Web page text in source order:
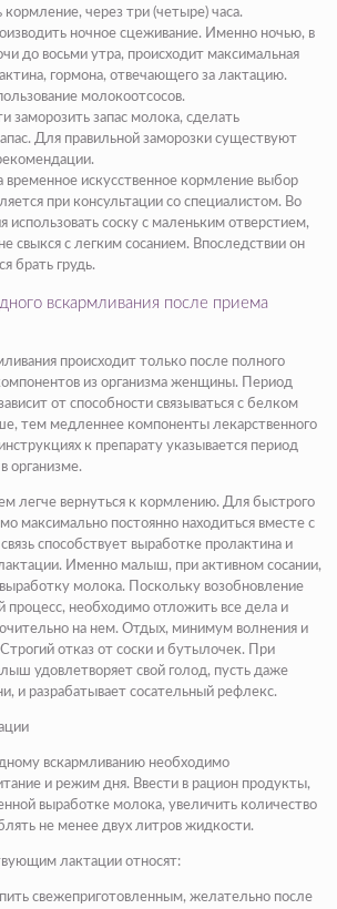
через три (четыре) часа.
ночное сцеживание. Именно ночью, в
до восьми утра, происходит максимальная
гормона, отвечающего за лактацию.
молокоотсосов.
заморозить запас молока, сделать
Для правильной заморозки существуют
временное искусственное кормление выбор
при консультации со специалистом. Во
использовать соску с маленьким отверстием,
свыкся с легким сосанием. Впоследствии он
брать грудь.
вскармливания после приема
происходит только после полного
из организма женщины. Период
от способности связываться с белком
тем медленнее компоненты лекарственного
к препарату указывается период
организме.
легче вернуться к кормлению. Для быстрого
максимально постоянно находиться вместе с
способствует выработке пролактина и
Именно малыш, при активном сосании,
молока. Поскольку возобновление
процесс, необходимо отложить все дела и
на нем. Отдых, минимум волнения и
отказ от соски и бутылочек. При
удовлетворяет свой голод, пусть даже
и разрабатывает сосательный рефлекс.
вскармливанию необходимо
и режим дня. Ввести в рацион продукты,
выработке молока, увеличить количество
не менее двух литров жидкости.
лактации относят:
свежеприготовленным, желательно после